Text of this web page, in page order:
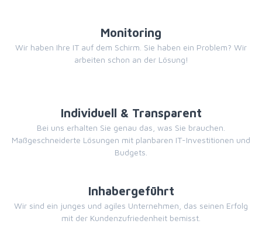
Monitoring
Wir haben Ihre IT auf dem Schirm. Sie haben ein Problem? Wir
arbeiten schon an der Lösung!
Individuell & Transparent
Bei uns erhalten Sie genau das, was Sie brauchen.
Maßgeschneiderte Lösungen mit planbaren IT-Investitionen und
Budgets.
Inhabergeführt
Wir sind ein junges und agiles Unternehmen, das seinen Erfolg
mit der Kundenzufriedenheit bemisst.